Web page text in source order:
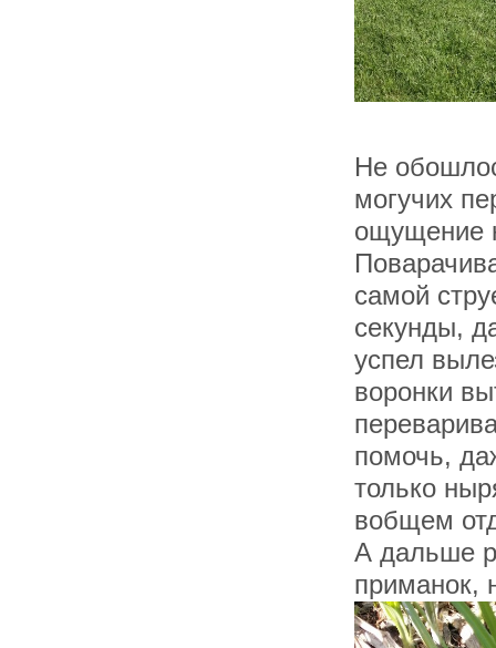
Не
могучих
ощущение
самой
секунды,
успел
воронки
помочь,
только
вобщем
А дальше
приманок,